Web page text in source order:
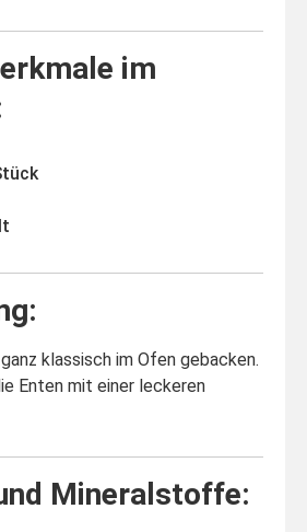
im
klassisch im Ofen gebacken.
Enten mit einer leckeren
Mineralstoffe: